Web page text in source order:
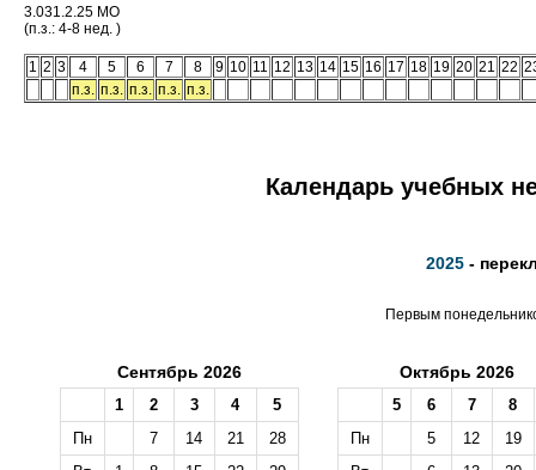
3.031.2.25 МО
(п.з.: 4-8 нед. )
1 2 3 4 5 6 7 8 9 10 11 12 13 14 15 16 17 18 19 20 21 22
п.з. п.з. п.з. п.з. п.з.
Календарь учебных
2025 -
Первым
Сентябрь 2026
1 2 3 4
5
Пн
7 14 21
28
Октябрь 2026
5 6 7
8
Пн
5 12
19